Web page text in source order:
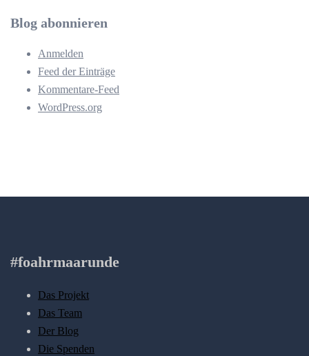
Blog abonnieren
Anmelden
Feed der Einträge
Kommentare-Feed
WordPress.org
#foahrmaarunde
Das Projekt
Das Team
Der Blog
Die Spenden